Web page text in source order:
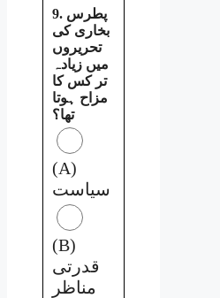
9. پطرس
بخاری کی
تحریروں
میں زیادہ
تر کس کا
مزاح ہوتا
تھا؟
(A)
سیاست
(B)
قدرتی
مناظر